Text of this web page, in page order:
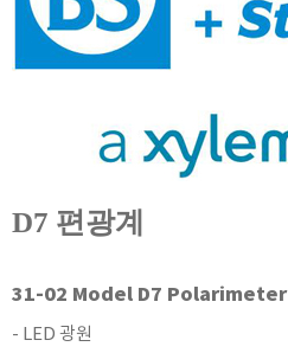
표면저항
풍속/유속계
D7 편광계
31-02 Model D7 Polarimeter
- LED 광원